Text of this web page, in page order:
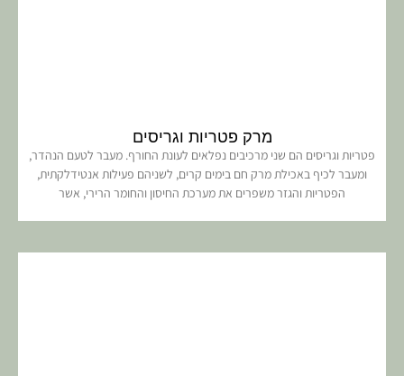
מרק פטריות וגריסים
פטריות וגריסים הם שני מרכיבים נפלאים לעונת החורף. מעבר לטעם הנהדר,
ומעבר לכיף באכילת מרק חם בימים קרים, לשניהם פעילות אנטידלקתית,
הפטריות והגזר משפרים את מערכת החיסון והחומר הרירי, אשר